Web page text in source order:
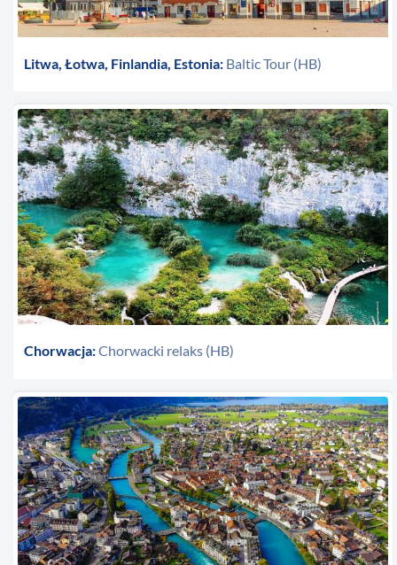
Litwa, Łotwa, Finlandia, Estonia: Baltic Tour (HB)
Chorwacja:Chorwacki relaks (HB)